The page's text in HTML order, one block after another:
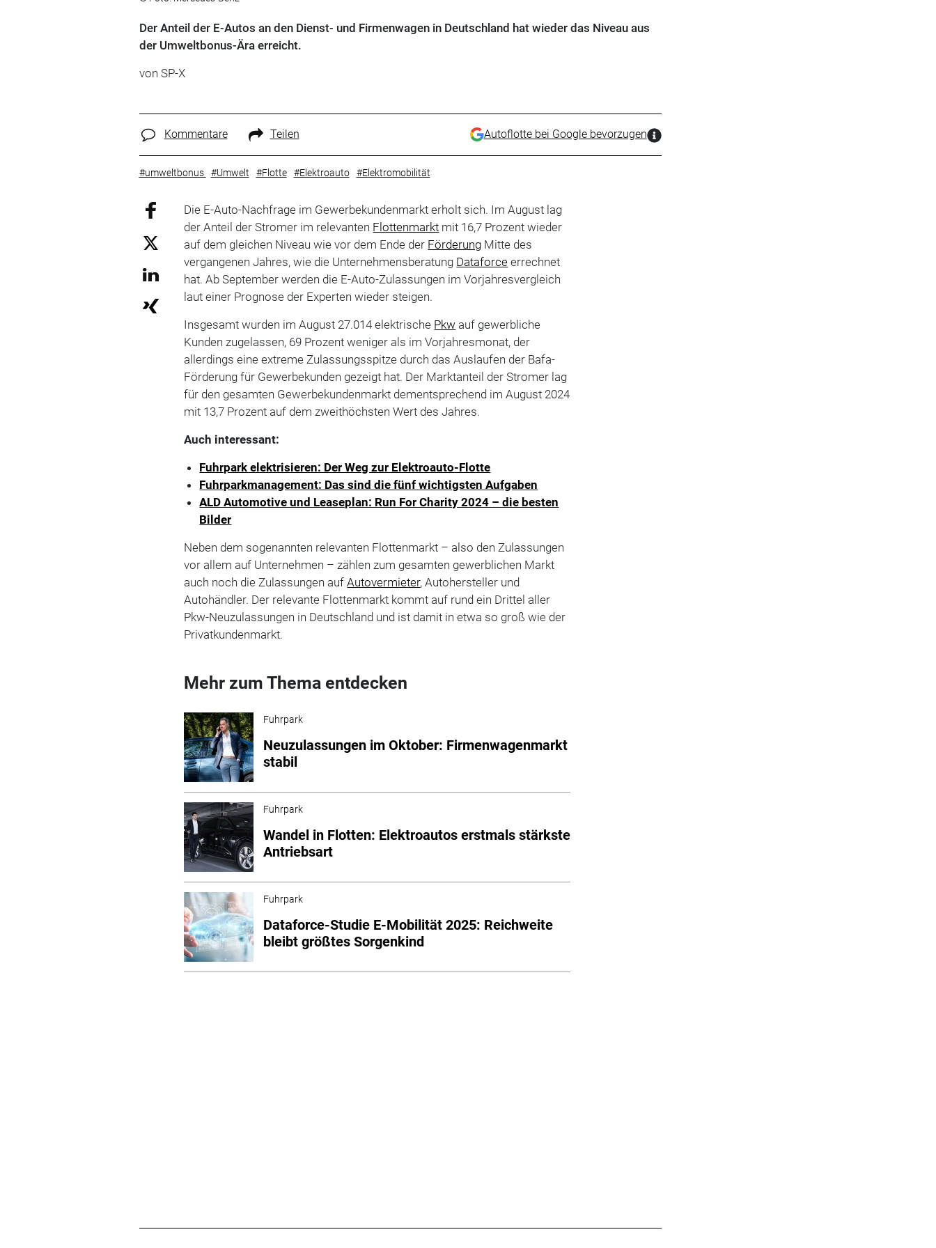
Der Anteil der E-Autos an den Dienst- und Firmenwagen in Deutschland hat wieder das Niveau aus
der Umweltbonus-Ära erreicht.
von SP-X
Kommentare Teilen Autoflotte bei Google bevorzugen
#umweltbonus #Umwelt #Flotte #Elektroauto #Elektromobilität
Die E-Auto-Nachfrage im Gewerbekundenmarkt erholt sich. Im August lag
der Anteil der Stromer im relevanten Flottenmarkt mit 16,7 Prozent wieder
auf dem gleichen Niveau wie vor dem Ende der Förderung Mitte des
vergangenen Jahres, wie die Unternehmensberatung Dataforce errechnet
hat. Ab September werden die E-Auto-Zulassungen im Vorjahresvergleich
laut einer Prognose der Experten wieder steigen.
Insgesamt wurden im August 27.014 elektrische Pkw auf gewerbliche
Kunden zugelassen, 69 Prozent weniger als im Vorjahresmonat, der
allerdings eine extreme Zulassungsspitze durch das Auslaufen der Bafa-
Förderung für Gewerbekunden gezeigt hat. Der Marktanteil der Stromer lag
für den gesamten Gewerbekundenmarkt dementsprechend im August 2024
mit 13,7 Prozent auf dem zweithöchsten Wert des Jahres.
Auch interessant:
Fuhrpark elektrisieren: Der Weg zur Elektroauto-Flotte
Fuhrparkmanagement: Das sind die fünf wichtigsten Aufgaben
ALD Automotive und Leaseplan: Run For Charity 2024 – die besten
Bilder
Neben dem sogenannten relevanten Flottenmarkt – also den Zulassungen
vor allem auf Unternehmen – zählen zum gesamten gewerblichen Markt
auch noch die Zulassungen aufAutovermieter, Autohersteller und
Autohändler. Der relevante Flottenmarkt kommt auf rund ein Drittel aller
Pkw-Neuzulassungen in Deutschland und ist damit in etwa so groß wie der
Privatkundenmarkt.
Mehr zum Thema entdecken
Fuhrpark
Neuzulassungen im Oktober: Firmenwagenmarkt
stabil
Fuhrpark
Wandel in Flotten: Elektroautos erstmals stärkste
Antriebsart
Fuhrpark
Dataforce-Studie E-Mobilität 2025: Reichweite
bleibt größtes Sorgenkind